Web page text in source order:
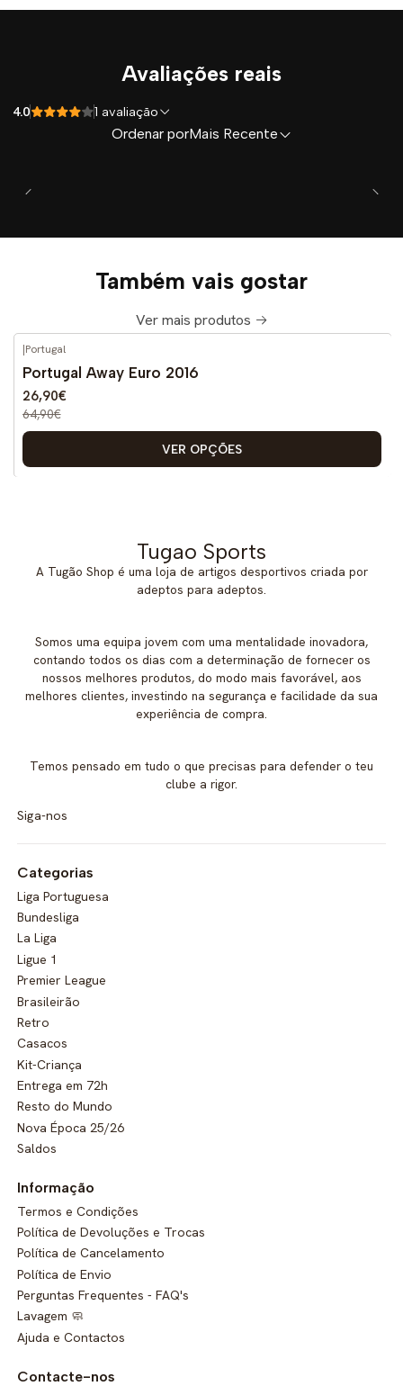
Avaliações reais
4.0 1 avaliação
Ordenar porMais Recente
Também vais gostar
Ver mais produtos
DESCONTO
|Portugal
Portugal Away Euro 2016
26,90€
64,90€
VER OPÇÕES
Tugao Sports
A Tugão Shop é uma loja de artigos desportivos criada por
adeptos para adeptos.
Somos uma equipa jovem com uma mentalidade inovadora,
contando todos os dias com a determinação de fornecer os
nossos melhores produtos, do modo mais favorável, aos
melhores clientes, investindo na segurança e facilidade da sua
experiência de compra.
Temos pensado em tudo o que precisas para defender o teu
clube a rigor.
Siga-nos
Categorias
Liga Portuguesa
Bundesliga
La Liga
Ligue 1
Premier League
Brasileirão
Retro
Casacos
Kit-Criança
Entrega em 72h
Resto do Mundo
Nova Época 25/26
Saldos
Informação
Termos e Condições
Política de Devoluções e Trocas
Política de Cancelamento
Política de Envio
Perguntas Frequentes - FAQ's
Lavagem 🧼
Ajuda e Contactos
Contacte-nos